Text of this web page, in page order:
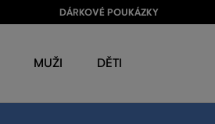
DÁRKOVÉ POUKÁZKY
MUŽI DĚTI